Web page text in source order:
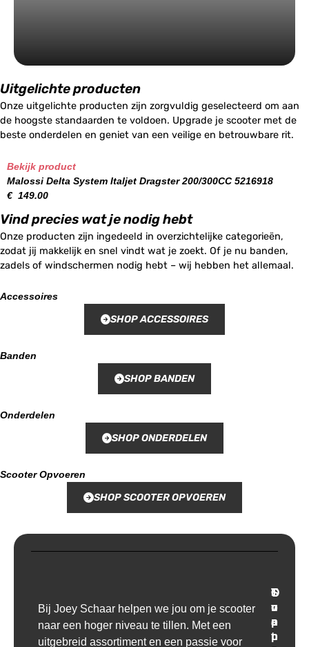
Uitgelichte producten
Onze uitgelichte producten zijn zorgvuldig geselecteerd om aan
de hoogste standaarden te voldoen. Upgrade je scooter met de
beste onderdelen en geniet van een veilige en betrouwbare rit.
Bekijk product
Malossi Delta System Italjet Dragster 200/300CC 5216918
€ 149.00
Vind precies wat je nodig hebt
Onze producten zijn ingedeeld in overzichtelijke categorieën,
zodat jij makkelijk en snel vindt wat je zoekt. Of je nu banden,
zadels of windschermen nodig hebt – wij hebben het allemaal.
Accessoires
SHOP ACCESSOIRES
Banden
SHOP BANDEN
Onderdelen
SHOP ONDERDELEN
Scooter Opvoeren
SHOP SCOOTER OPVOEREN
Bij Joey Schaar helpen we jou om je scooter
naar een hoger niveau te tillen. Met een
uitgebreid assortiment en een passie voor
T
r
a
n
O
v
e
r
S
u
p
p
C
o
n
t